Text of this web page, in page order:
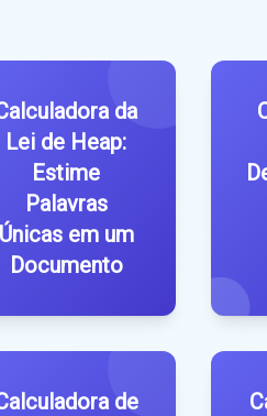
da
Lei de Heap:
Estime
Palavras
Únicas em um
Documento
de